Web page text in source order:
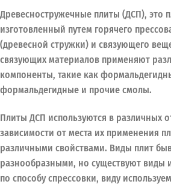
Древесностружечные плиты (ДСП), это
изготовленный путем горячего
(древесной стружки) и связующего
связующих материалов применяют
компоненты, такие как
формальдегидные и прочие смолы.
Плиты ДСП используются в различных
зависимости от места их применения
различными свойствами. Виды плит
разнообразными, но существуют виды
по способу спрессовки, виду